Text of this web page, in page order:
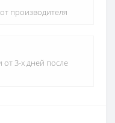
производителя
от 3-х дней после